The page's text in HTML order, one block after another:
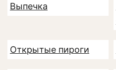
Выпечка
Открытые пироги